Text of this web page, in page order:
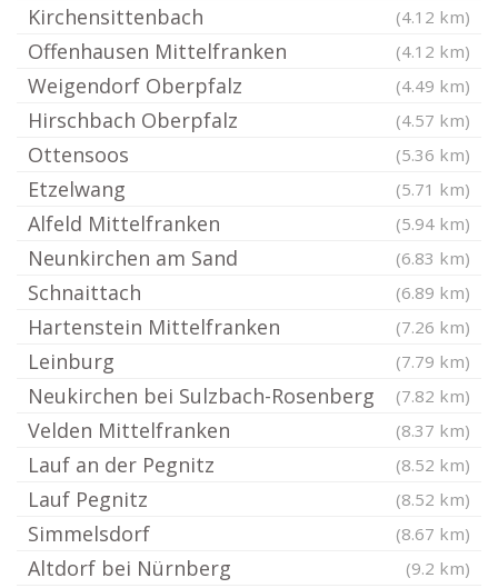
Kirchensittenbach (4.12 km)
Offenhausen Mittelfranken (4.12 km)
Weigendorf Oberpfalz (4.49 km)
Hirschbach Oberpfalz (4.57 km)
Ottensoos (5.36 km)
Etzelwang (5.71 km)
Alfeld Mittelfranken (5.94 km)
Neunkirchen am Sand (6.83 km)
Schnaittach (6.89 km)
Hartenstein Mittelfranken (7.26 km)
Leinburg (7.79 km)
Neukirchen bei Sulzbach-Rosenberg (7.82 km)
Velden Mittelfranken (8.37 km)
Lauf an der Pegnitz (8.52 km)
Lauf Pegnitz (8.52 km)
Simmelsdorf (8.67 km)
Altdorf bei Nürnberg (9.2 km)